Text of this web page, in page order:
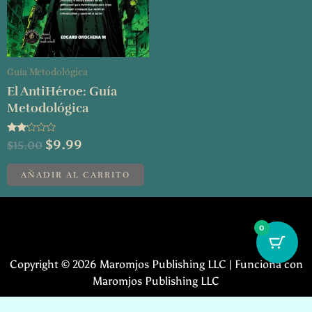
Guía Metodológica
El AntiHéroe: Guía
Metodológica
Valorado
con
de 5
$15.00 $9.99
AÑADIR AL CARRITO
Copyright © 2026 Maromjos Publishing LLC | Funciona con
Maromjos Publishing LLC
0